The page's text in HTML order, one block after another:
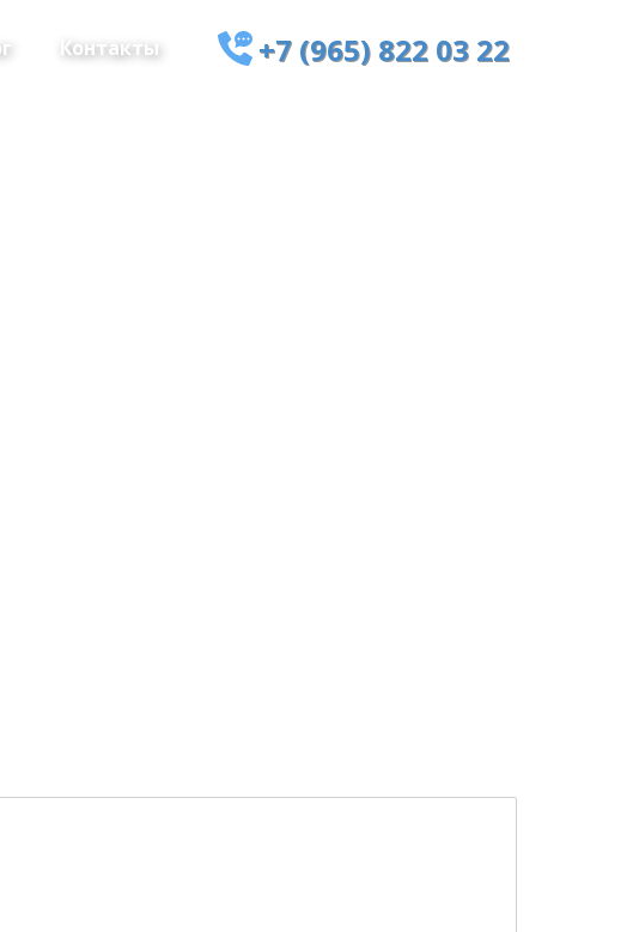
Контакты +7 (965) 822 03 22